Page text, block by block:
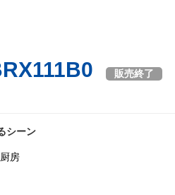
販売終了
シーン
厨房